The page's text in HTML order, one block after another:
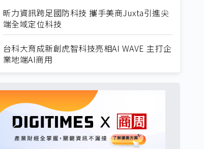
昕力資訊跨足國防科技 攜手美商Juxta引進尖
端全域定位科技
台科大育成新創虎智科技亮相AI WAVE 主打企
業地端AI商用